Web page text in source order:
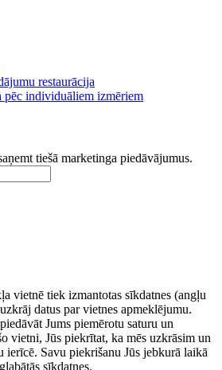
restaurācija
pēc individuāliem izmēriem
tiešā marketinga piedāvājumus.
vietnē tiek izmantotas sīkdatnes (angļu
datus par vietnes apmeklējumu.
Jums piemērotu saturu un
vietni, Jūs piekrītat, ka mēs uzkrāsim un
ierīcē. Savu piekrišanu Jūs jebkurā laikā
sīkdatnes.